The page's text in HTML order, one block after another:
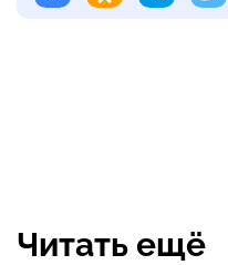
Читать ещё